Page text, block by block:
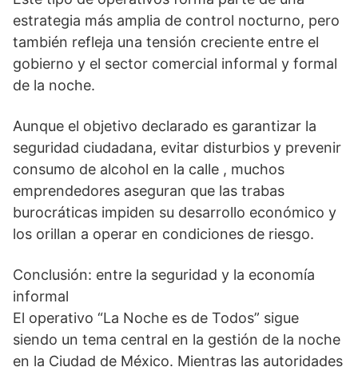
estrategia más amplia de control nocturno, pero
también refleja una tensión creciente entre el
gobierno y el sector comercial informal y formal
de la noche.
Aunque el objetivo declarado es garantizar la
seguridad ciudadana, evitar disturbios y prevenir
consumo de alcohol en la calle , muchos
emprendedores aseguran que las trabas
burocráticas impiden su desarrollo económico y
los orillan a operar en condiciones de riesgo.
Conclusión: entre la seguridad y la economía
informal
El operativo “La Noche es de Todos” sigue
siendo un tema central en la gestión de la noche
en la Ciudad de México. Mientras las autoridades